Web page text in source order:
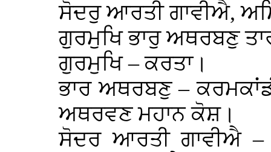
ਸੋਦਰੁ ਆਰਤੀ ਗਾਵੀਐ,
ਗੁਰਮੁਖਿ ਭਾਰੁ ਅਥਰਬਣੁ
ਗੁਰਮੁਖਿ – ਕਰਤਾ।
ਭਾਰ ਅਥਰਬਣੁ –
ਅਥਰਵਣ ਮਹਾਨ ਕੋਸ਼।
ਸੋਦਰ ਆਰਤੀ ਗਾਵੀਐ